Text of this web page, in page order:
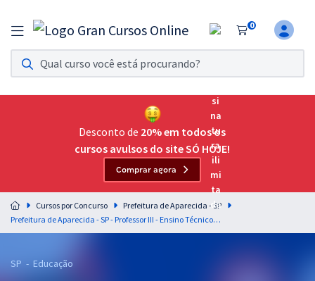
0
Assinatura Ilimitada 11
Acesso a todos os cursos. Teste grátis por 7 dias!
Assinatura OAB Até Passar
Acesso ilimitado a toda preparação para o Exame da
Residências Multiprofissionais
Preparação completa e intensiva para as principais
residências em saúde do Brasil
Desconto de 20% em todos os
cursos avulsos do site SÓ HOJE!
Comprar agora
Cursos por Concurso
Prefeitura de Aparecida - SP
Prefeitura de Aparecida - SP - Professor III - Ensino Técnico - Administração
SP - Educação